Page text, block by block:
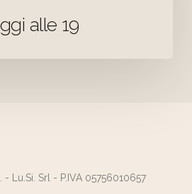
alle 19
Lu.Si. Srl - P.IVA 05756010657